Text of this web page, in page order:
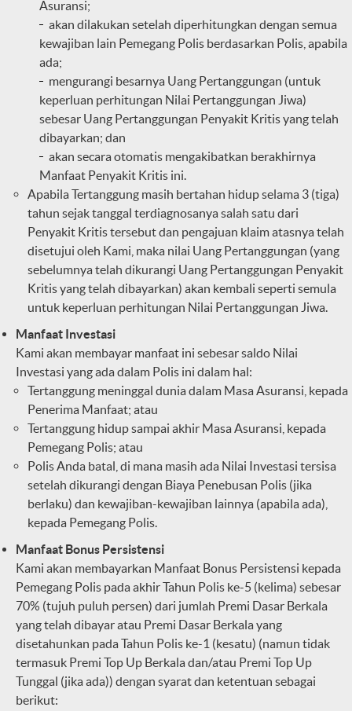
Asuransi;
akan dilakukan setelah diperhitungkan dengan semua
kewajiban lain Pemegang Polis berdasarkan Polis, apabila
ada;
mengurangi besarnya Uang Pertanggungan (untuk
keperluan perhitungan Nilai Pertanggungan Jiwa)
sebesar Uang Pertanggungan Penyakit Kritis yang telah
dibayarkan; dan
akan secara otomatis mengakibatkan berakhirnya
Manfaat Penyakit Kritis ini.
Apabila Tertanggung masih bertahan hidup selama 3 (tiga)
tahun sejak tanggal terdiagnosanya salah satu dari
Penyakit Kritis tersebut dan pengajuan klaim atasnya telah
disetujui oleh Kami, maka nilai Uang Pertanggungan (yang
sebelumnya telah dikurangi Uang Pertanggungan Penyakit
Kritis yang telah dibayarkan) akan kembali seperti semula
untuk keperluan perhitungan Nilai Pertanggungan Jiwa.
Manfaat Investasi
Kami akan membayar manfaat ini sebesar saldo Nilai
Investasi yang ada dalam Polis ini dalam hal:
Tertanggung meninggal dunia dalam Masa Asuransi, kepada
Penerima Manfaat; atau
Tertanggung hidup sampai akhir Masa Asuransi, kepada
Pemegang Polis; atau
Polis Anda batal, di mana masih ada Nilai Investasi tersisa
setelah dikurangi dengan Biaya Penebusan Polis (jika
berlaku) dan kewajiban-kewajiban lainnya (apabila ada),
kepada Pemegang Polis.
Manfaat Bonus Persistensi
Kami akan membayarkan Manfaat Bonus Persistensi kepada
Pemegang Polis pada akhir Tahun Polis ke-5 (kelima) sebesar
70% (tujuh puluh persen) dari jumlah Premi Dasar Berkala
yang telah dibayar atau Premi Dasar Berkala yang
disetahunkan pada Tahun Polis ke-1 (kesatu) (namun tidak
termasuk Premi Top Up Berkala dan/atau Premi Top Up
Tunggal (jika ada)) dengan syarat dan ketentuan sebagai
berikut: